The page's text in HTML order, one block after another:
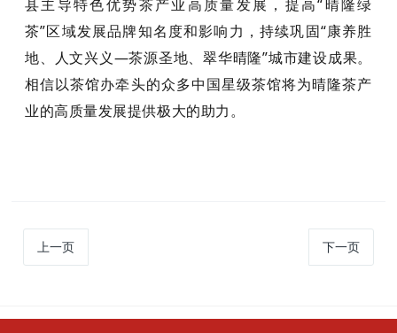
县主导特色优势茶产业高质量发展，提高“晴隆绿
茶”区域发展品牌知名度和影响力，持续巩固“康养胜
地、人文兴义—茶源圣地、翠华晴隆”城市建设成果。
相信以茶馆办牵头的众多中国星级茶馆将为晴隆茶产
业的高质量发展提供极大的助力。
上一页 下一页